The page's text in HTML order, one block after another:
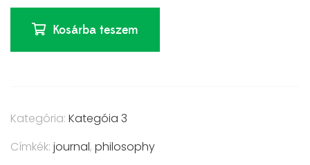
Kosárba teszem
Kategória: Kategóia 3
Címkék: journal, philosophy